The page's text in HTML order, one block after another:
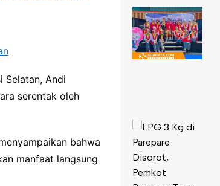
Selatan, Andi
serentak oleh
bahwa
manfaat langsung